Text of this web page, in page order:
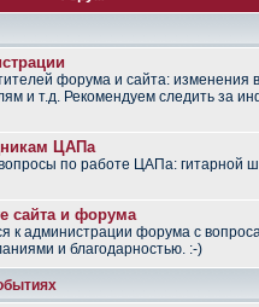
форума и сайта: изменения
и т.д. Рекомендуем следить за
ЦАПа
по работе ЦАПа: гитарной
сайта и форума
к администрации форума с
и благодарностью. :-)